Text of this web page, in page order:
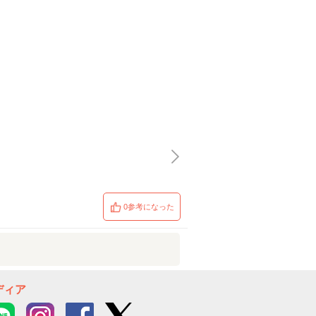
0参考になった
ィア